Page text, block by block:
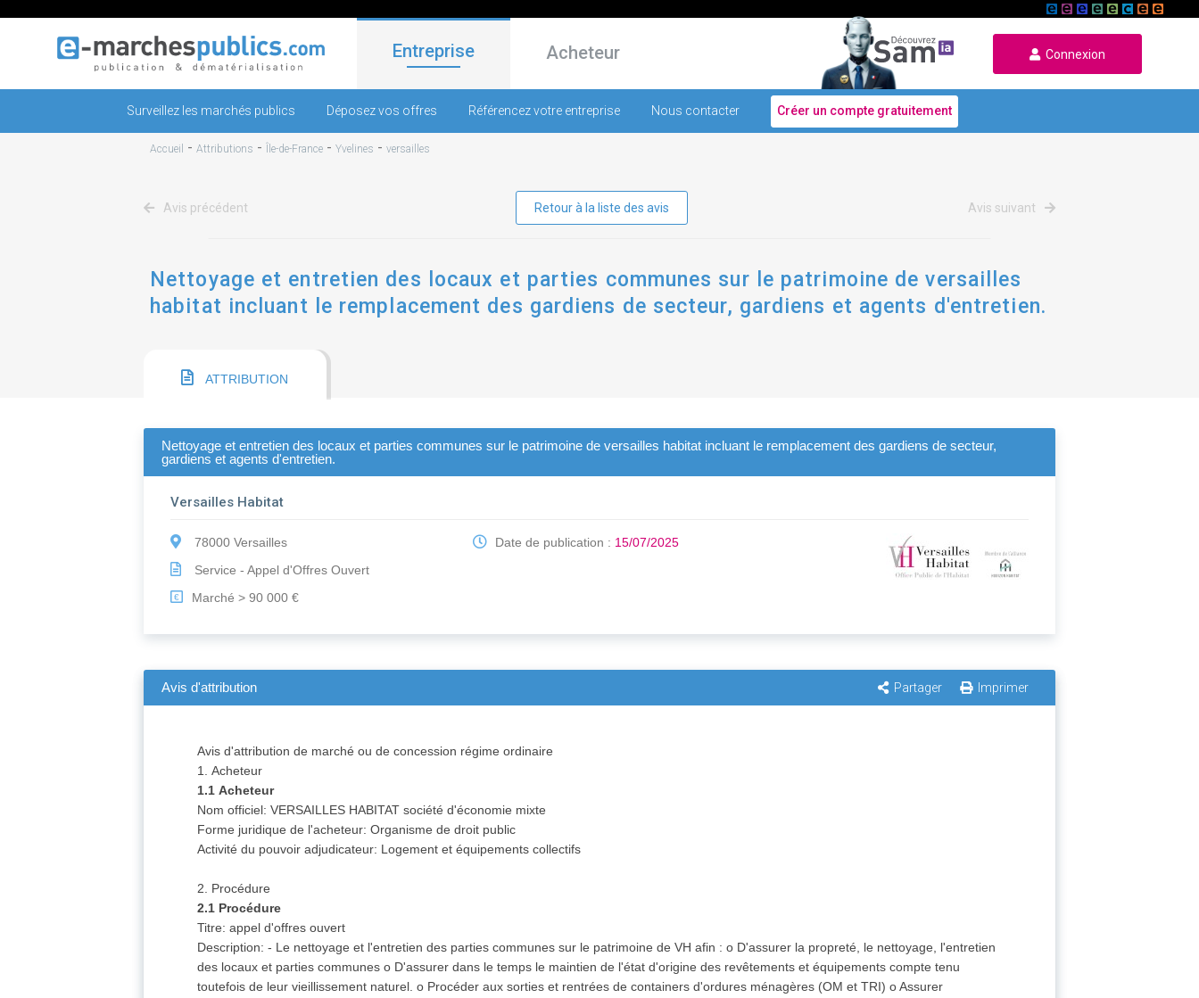
Entreprise Acheteur Connexion
Surveillez les marchés publics Déposez vos offres Référencez votre entreprise Nous contacter Créer un compte gratuitement
Accueil - Attributions - Île-de-France - Yvelines - versailles
Avis précédent Retour à la liste des avis Avis suivant
Nettoyage et entretien des locaux et parties communes sur le patrimoine de versailles
habitat incluant le remplacement des gardiens de secteur, gardiens et agents d'entretien.
ATTRIBUTION
Nettoyage et entretien des locaux et parties communes sur le patrimoine de versailles habitat incluant le remplacement des gardiens de secteur,
gardiens et agents d'entretien.
Versailles Habitat
78000 Versailles
Service - Appel d'Offres Ouvert
€ Marché > 90 000 €
Date de publication : 15/07/2025
Avis d'attribution Partager Imprimer
Avis d'attribution de marché ou de concession régime ordinaire
1. Acheteur
1.1 Acheteur
Nom officiel: VERSAILLES HABITAT société d'économie mixte
Forme juridique de l'acheteur: Organisme de droit public
Activité du pouvoir adjudicateur: Logement et équipements collectifs
2. Procédure
2.1 Procédure
Titre: appel d'offres ouvert
Description: - Le nettoyage et l'entretien des parties communes sur le patrimoine de VH afin : o D'assurer la propreté, le nettoyage, l'entretien
des locaux et parties communes o D'assurer dans le temps le maintien de l'état d'origine des revêtements et équipements compte tenu
toutefois de leur vieillissement naturel. o Procéder aux sorties et rentrées de containers d'ordures ménagères (OM et TRI) o Assurer